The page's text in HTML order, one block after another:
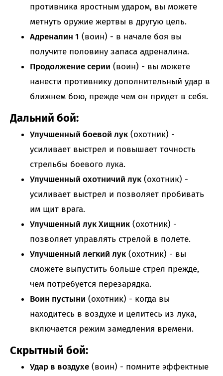
противника яростным ударом, вы можете
метнуть оружие жертвы в другую цель.
Адреналин 1 (воин) - в начале боя вы
получите половину запаса адреналина.
Продолжение серии (воин) - вы можете
нанести противнику дополнительный удар в
ближнем бою, прежде чем он придет в себя.
Дальний бой:
Улучшенный боевой лук (охотник) -
усиливает выстрел и повышает точность
стрельбы боевого лука.
Улучшенный охотничий лук (охотник) -
усиливает выстрел и позволяет пробивать
им щит врага.
Улучшенный лук Хищник (охотник) -
позволяет управлять стрелой в полете.
Улучшенный легкий лук (охотник) - вы
сможете выпустить больше стрел прежде,
чем потребуется перезарядка.
Воин пустыни (охотник) - когда вы
находитесь в воздухе и целитесь из лука,
включается режим замедления времени.
Скрытный бой:
Удар в воздухе (воин) - помните эффектные